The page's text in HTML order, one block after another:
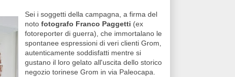
Sei i soggetti della campagna, a firma del
noto fotografo Franco Paggetti (ex
fotoreporter di guerra), che immortalano le
spontanee espressioni di veri clienti Grom,
autenticamente soddisfatti mentre si
gustano il loro gelato all'uscita dello storico
negozio torinese Grom in via Paleocapa.